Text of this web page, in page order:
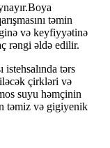
təmin
və keyfiyyətinə
rəngi əldə edilir.
tərs
çirkləri və
suyu həmçinin
təmiz və gigiyenik